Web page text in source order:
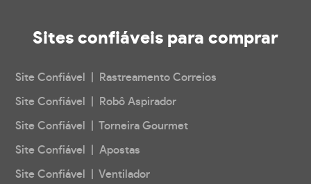
Sites confiáveis para comprar
Site Confiável | Rastreamento Correios
Site Confiável | Robô Aspirador
Site Confiável | Torneira Gourmet
Site Confiável | Apostas
Site Confiável | Ventilador